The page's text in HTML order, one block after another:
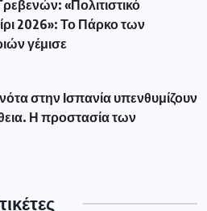
«Πολιτιστικό
2026»: Το Πάρκο των
γέμισε
στην Ισπανία υπενθυμίζουν
Η προστασία των